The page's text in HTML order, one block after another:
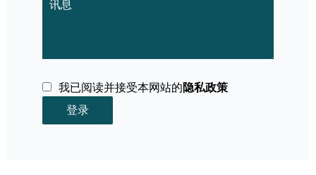
我已阅读并接受本网站的隐私政策
登录